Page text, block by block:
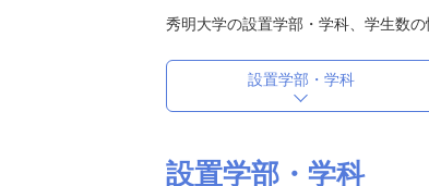
秀明大学の設置学部・学科、学生数の
設置学部・学科
設置学部・学科